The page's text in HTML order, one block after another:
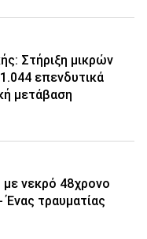
Στήριξη μικρών
επενδυτικά
μετάβαση
νεκρό 48χρονο
τραυματίας